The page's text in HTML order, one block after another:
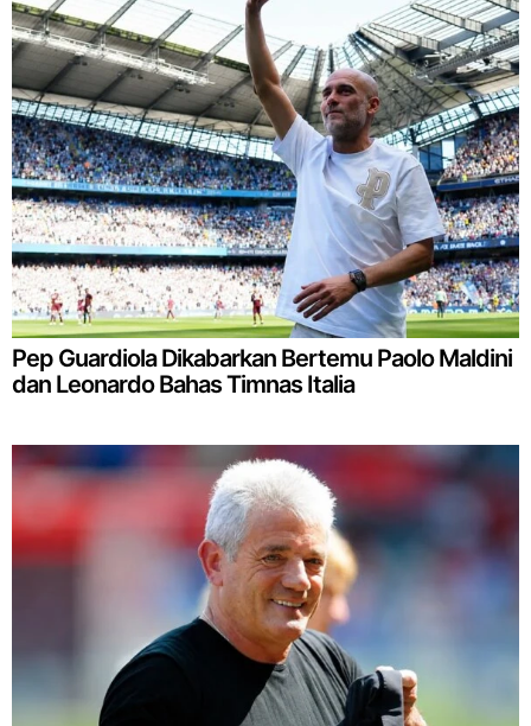
Pep Guardiola Dikabarkan Bertemu Paolo Maldini
dan Leonardo Bahas Timnas Italia